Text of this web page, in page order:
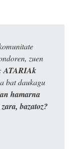
zuen
ATARIAk
bat daukagu
hamarna
bazatoz?